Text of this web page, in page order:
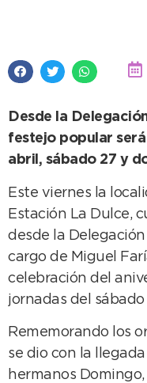
Desde la
festejo popular
abril, sábado 27 y
Este viernes la
Estación La Dulce,
desde la
cargo de Miguel
celebración del
jornadas del
Rememorando los
se dio con la
hermanos